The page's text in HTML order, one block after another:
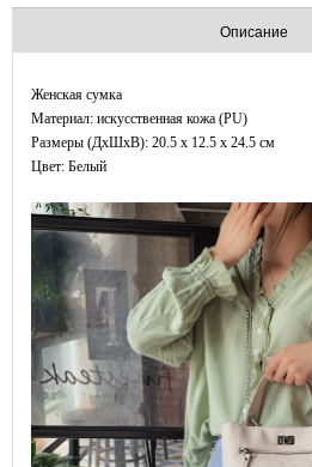
Описание
Женская сумка
Материал: искусственная кожа (PU)
Размеры (ДxШхВ): 20.5 x 12.5 x 24.5 см
Цвет: Белый